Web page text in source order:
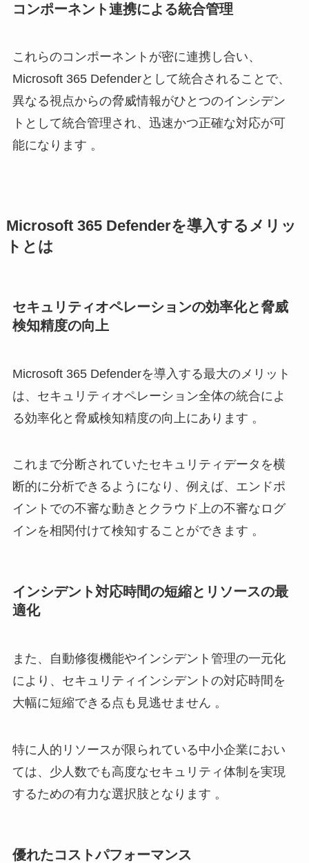
コンポーネント連携による統合管理
これらのコンポーネントが密に連携し合い、
Microsoft 365 Defenderとして統合されることで、
異なる視点からの脅威情報がひとつのインシデン
トとして統合管理され、迅速かつ正確な対応が可
能になります 。
Microsoft 365 Defenderを導入するメリッ
トとは
セキュリティオペレーションの効率化と脅威
検知精度の向上
Microsoft 365 Defenderを導入する最大のメリット
は、セキュリティオペレーション全体の統合によ
る効率化と脅威検知精度の向上にあります 。
これまで分断されていたセキュリティデータを横
断的に分析できるようになり、例えば、エンドポ
イントでの不審な動きとクラウド上の不審なログ
インを相関付けて検知することができます 。
インシデント対応時間の短縮とリソースの最
適化
また、自動修復機能やインシデント管理の一元化
により、セキュリティインシデントの対応時間を
大幅に短縮できる点も見逃せません 。
特に人的リソースが限られている中小企業におい
ては、少人数でも高度なセキュリティ体制を実現
するための有力な選択肢となります 。
優れたコストパフォーマンス